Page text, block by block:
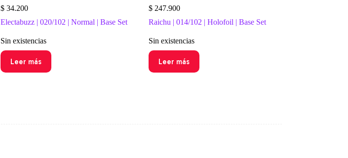
$34.200
Electabuzz | 020/102 | Normal | Base Set
Sin existencias
Leer más
$247.900
Raichu | 014/102 | Holofoil | Base Set
Sin existencias
Leer más